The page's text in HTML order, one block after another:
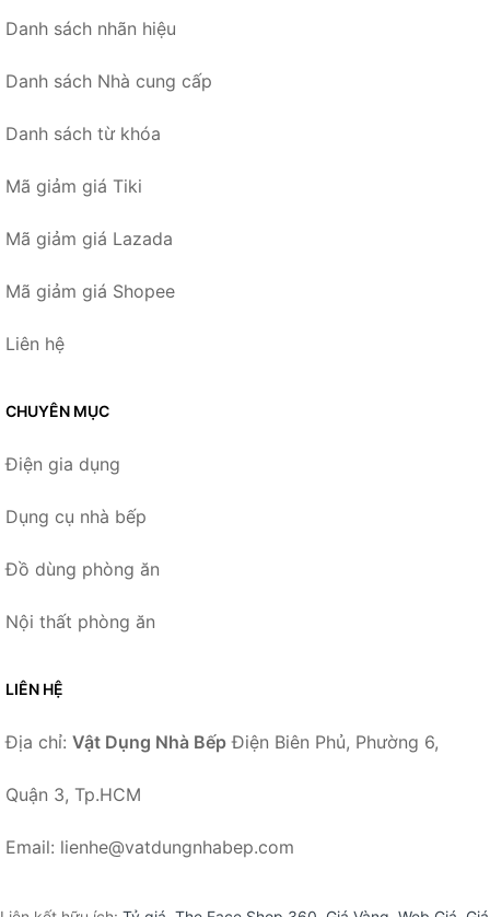
Danh sách nhãn hiệu
Danh sách Nhà cung cấp
Danh sách từ khóa
Mã giảm giá Tiki
Mã giảm giá Lazada
Mã giảm giá Shopee
Liên hệ
CHUYÊN MỤC
Điện gia dụng
Dụng cụ nhà bếp
Đồ dùng phòng ăn
Nội thất phòng ăn
LIÊN HỆ
Địa chỉ: Vật Dụng Nhà Bếp Điện Biên Phủ, Phường 6,
Quận 3, Tp.HCM
Email: lienhe@vatdungnhabep.com